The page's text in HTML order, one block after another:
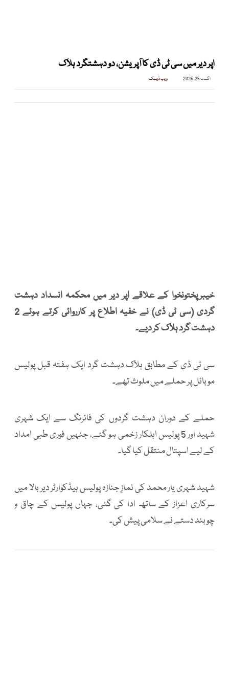
اپر دیر میں سی ٹی ڈی کا آپریشن، دو دہشتگرد ہلاک
اگست 25, 2025 ویب ڈیسک
خیبرپختونخوا کے علاقے اپر دیر میں محکمہ انسداد دہشت
گردی (سی ٹی ڈی) نے خفیہ اطلاع پر کارروائی کرتے ہوئے 2
دہشت گرد ہلاک کر دیے۔
سی ٹی ڈی کے مطابق ہلاک دہشت گرد ایک ہفتہ قبل پولیس
موبائل پر حملے میں ملوث تھے۔
حملے کے دوران دہشت گردوں کی فائرنگ سے ایک شہری
شہید اور 5 پولیس اہلکار زخمی ہو گئے، جنہیں فوری طبی امداد
کے لیے اسپتال منتقل کیا گیا۔
شہید شہری یار محمد کی نمازِ جنازہ پولیس ہیڈکوارٹر دیر بالا میں
سرکاری اعزاز کے ساتھ ادا کی گئی، جہاں پولیس کے چاق و
چوبند دستے نے سلامی پیش کی۔